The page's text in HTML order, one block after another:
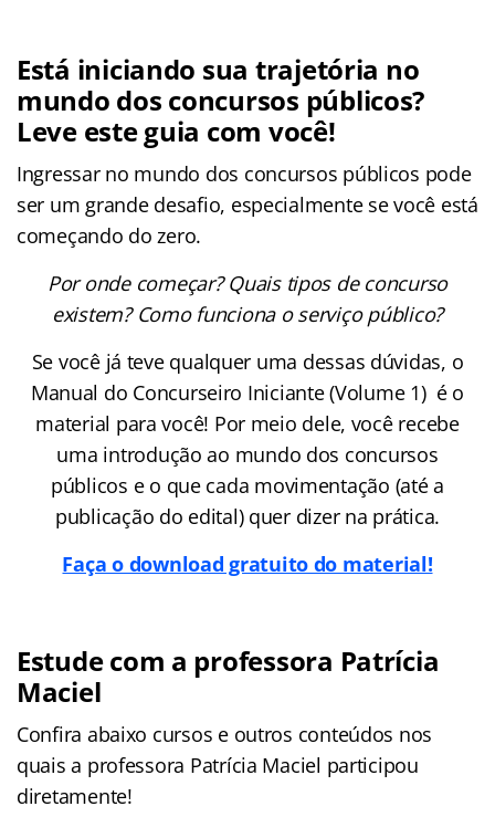
Está iniciando sua trajetória no
mundo dos concursos públicos?
Leve este guia com você!
Ingressar no mundo dos concursos públicos pode
ser um grande desafio, especialmente se você está
começando do zero.
Por onde começar? Quais tipos de concurso
existem? Como funciona o serviço público?
Se você já teve qualquer uma dessas dúvidas, o
Manual do Concurseiro Iniciante (Volume 1) é o
material para você! Por meio dele, você recebe
uma introdução ao mundo dos concursos
públicos e o que cada movimentação (até a
publicação do edital) quer dizer na prática.
Faça o download gratuito do material!
Estude com a professora Patrícia
Maciel
Confira abaixo cursos e outros conteúdos nos
quais a professora Patrícia Maciel participou
diretamente!